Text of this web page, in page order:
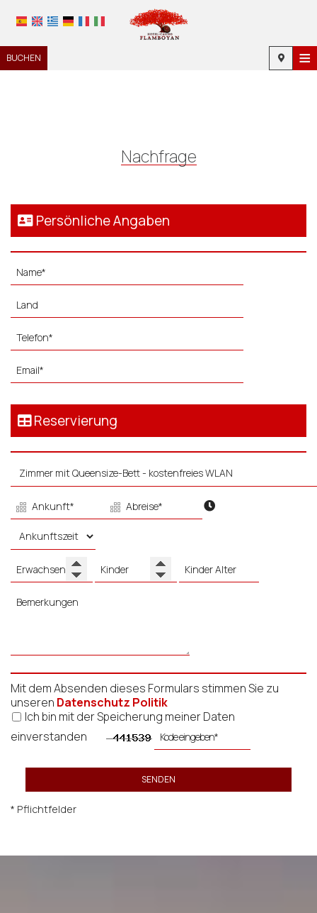
≡
BUCHEN
EINRICHTUNGEN
FOTOGALLERIE
NACHFRAGE
Nachfrage
Persönliche Angaben
Reservierung
Mit dem Absenden dieses Formulars stimmen Sie zu
unseren Datenschutz Politik
Ich bin mit der Speicherung meiner Daten
einverstanden
SENDEN
* Pflichtfelder